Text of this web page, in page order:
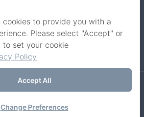
งสะพานสมเด็จพระปิ่นเกล้า)
ระปิ่นเกล้า,
พลัด กรุงเทพฯ 10700
Therapy, Mahidol University.
cookies to provide you with a
Please select "Accept" or
to set your cookie
Policy
Accept All
Change Preferences